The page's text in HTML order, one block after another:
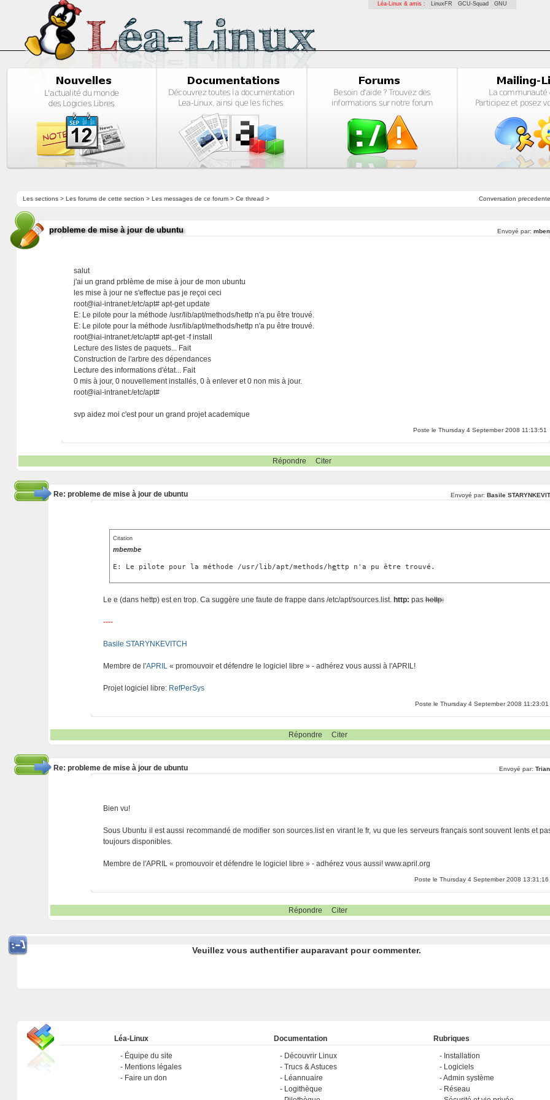
Léa-Linux & amis : LinuxFR GCU-Squad GNU
Conversation precedente
Les sections> Les forums de cette section > Les messages de ce forum> Ce thread >
probleme de mise à jour de ubuntu Envoyé par:
salut
j'ai un grand prblème de mise à jour de mon ubuntu
les mise à jour ne s'effectue pas je reçoi ceci
root@iai-intranet:/etc/apt# apt-get update
E: Le pilote pour la méthode /usr/lib/apt/methods/hettp n'a pu être trouvé.
E: Le pilote pour la méthode /usr/lib/apt/methods/hettp n'a pu être trouvé.
root@iai-intranet:/etc/apt# apt-get -f install
Lecture des listes de paquets... Fait
Construction de l'arbre des dépendances
Lecture des informations d'état... Fait
0 mis à jour, 0 nouvellement installés, 0 à enlever et 0 non mis à jour.
root@iai-intranet:/etc/apt#
svp aidez moi c'est pour un grand projet academique
Poste le Thursday 4 September 2008 11:13:51
Répondre Citer
Re: probleme de mise à jour de ubuntu Envoyé par: Basile
Citation
mbembe
E: Le pilote pour la méthode /usr/lib/apt/methods/hettp n'a pu être trouvé.
Le e (dans hettp) est en trop. Ca suggère une faute de frappe dans /etc/apt/sources.list. http: pashettp:
----
Basile STARYNKEVITCH
Membre de l'APRIL « promouvoir et défendre le logiciel libre » - adhérez vous aussi à l'APRIL!
Projet logiciel libre: RefPerSys
Poste le Thursday 4 September 2008 11:23:01
Répondre Citer
Re: probleme de mise à jour de ubuntu Envoyé par:
Bien vu!
Sous Ubuntu il est aussi recommandé de modifier son sources.list en virant le fr, vu que les serveurs français sont souvent lents et
toujours disponibles.
Membre de l'APRIL « promouvoir et défendre le logiciel libre » - adhérez vous aussi! www.april.org
Poste le Thursday 4 September 2008 13:31:16
Répondre Citer
Veuillez vous authentifier auparavant pour commenter.
Léa-Linux
Équipe du site
Mentions légales
Faire un don
Documentation
Découvrir Linux
Trucs & Astuces
Léannuaire
Logithèque
Rubriques
Installation
Logiciels
Admin système
Réseau